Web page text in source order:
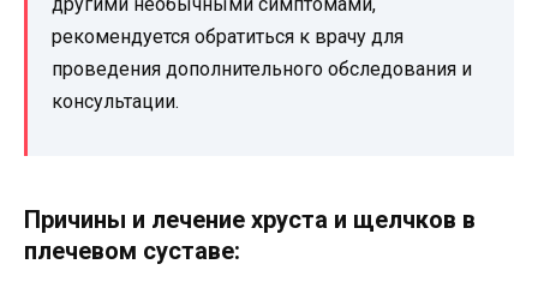
рекомендуется обратиться к врачу для
проведения дополнительного обследования и
консультации.
Причины и лечение хруста и щелчков в
плечевом суставе: